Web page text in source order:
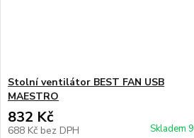
Stolní ventilátor BEST FAN USB
MAESTRO
832 Kč
688 Kč bez DPH Skladem 9